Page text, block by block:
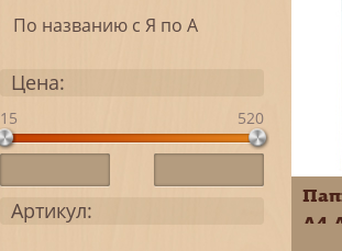
По названию с Я по А
Цена:
15 520
Артикул:
А4